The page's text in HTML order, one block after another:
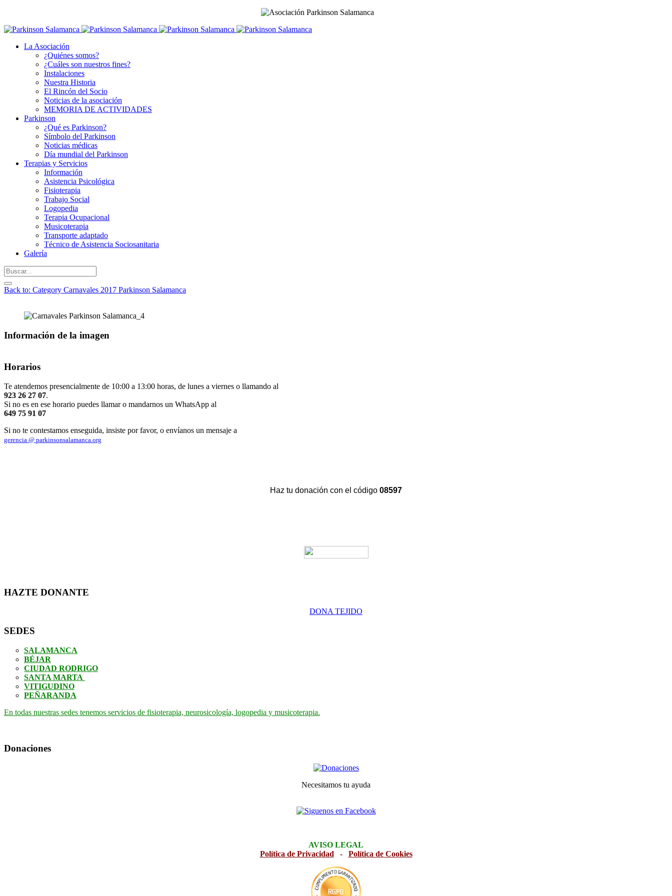
La Asociación
¿Quiénes somos?
¿Cuáles son nuestros fines?
Instalaciones
Nuestra Historia
El Rincón del Socio
Noticias de la asociación
MEMORIA DE ACTIVIDADES
Parkinson
¿Qué es Parkinson?
Símbolo del Parkinson
Noticias médicas
Día mundial del Parkinson
Terapias y Servicios
Información
Asistencia Psicológica
Fisioterapia
Trabajo Social
Logopedia
Terapia Ocupacional
Musicoterapia
Transporte adaptado
Técnico de Asistencia Sociosanitaria
Galería
Back to: Category Carnavales 2017 Parkinson Salamanca
Información de la imagen
Horarios
Te atendemos presencialmente de 10:00 a 13:00 horas, de lunes a viernes o llamando al
923 26 27 07.
Si no es en ese horario puedes llamar o mandarnos un WhatsApp al
649 75 91 07
Si no te contestamos enseguida, insiste por favor, o envíanos un mensaje a
gerencia @ parkinsonsalamanca.org
Haz tu donación con el código 08597
HAZTE DONANTE
DONA TEJIDO
SEDES
SALAMANCA
BÉJAR
CIUDAD RODRIGO
SANTA MARTA
VITIGUDINO
PEÑARANDA
En todas nuestras sedes tenemos servicios de fisioterapia, neurosicología, logopedia y musicoterapia.
Donaciones
Necesitamos tu ayuda
AVISO LEGAL
Política de Privacidad - Política de Cookies